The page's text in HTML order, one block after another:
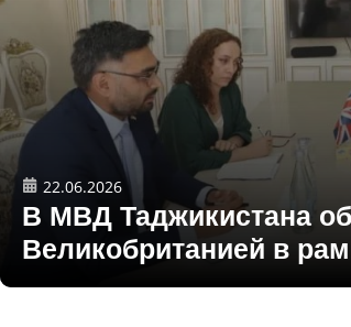
22.06.2026
В МВД Таджикистана
Великобританией в